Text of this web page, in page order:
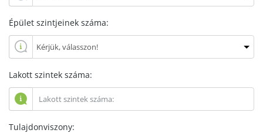
Épület szintjeinek száma:
Lakott szintek száma:
Tulajdonviszony: